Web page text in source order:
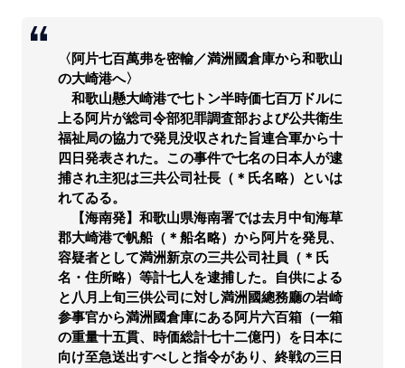
〈阿片七百萬弗を密輸／満洲國倉庫から和歌山
の大崎港へ〉
和歌山懸大崎港で七トン半時価七百万ドルに
上る阿片が総司令部犯罪調査部および公共衛生
福祉局の協力で発見没収された旨連合軍から十
四日発表された。この事件で七名の日本人が逮
捕され主犯は三共公司社長（＊氏名略）といは
れてゐる。
【海南発】和歌山県海南署では去月中旬海草
郡大崎港で帆船（＊船名略）から阿片を発見、
容疑者として満洲新京の三共公司社員（＊氏
名・住所略）等計七人を逮捕した。自供による
と八月上旬三供公司に対し満洲國總務廳の岩崎
参事官から満洲國倉庫にある阿片六百箱（一箱
の重量十五貫、時価総計七十二億円）を日本に
向け至急送出すべしと指令があり、終戦の三日